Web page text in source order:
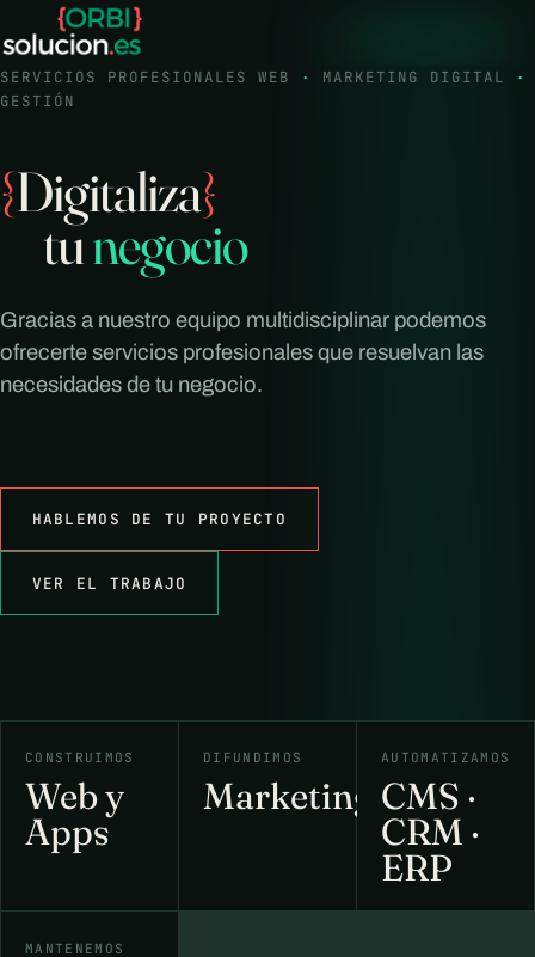
SERVICIOS PROFESIONALES WEB · MARKETING DIGITAL
·
GESTIÓN
{Digitaliza}
tunegocio
Gracias a nuestro equipo multidisciplinar podemos
ofrecerte servicios profesionales que resuelvan las
necesidades de tu negocio.
HABLEMOS DE TU PROYECTO
VER EL TRABAJO
CONSTRUIMOS
Web y
Apps
DIFUNDIMOS
Marketing
AUTOMATIZAMOS
CMS ·
CRM ·
ERP
MANTENEMOS